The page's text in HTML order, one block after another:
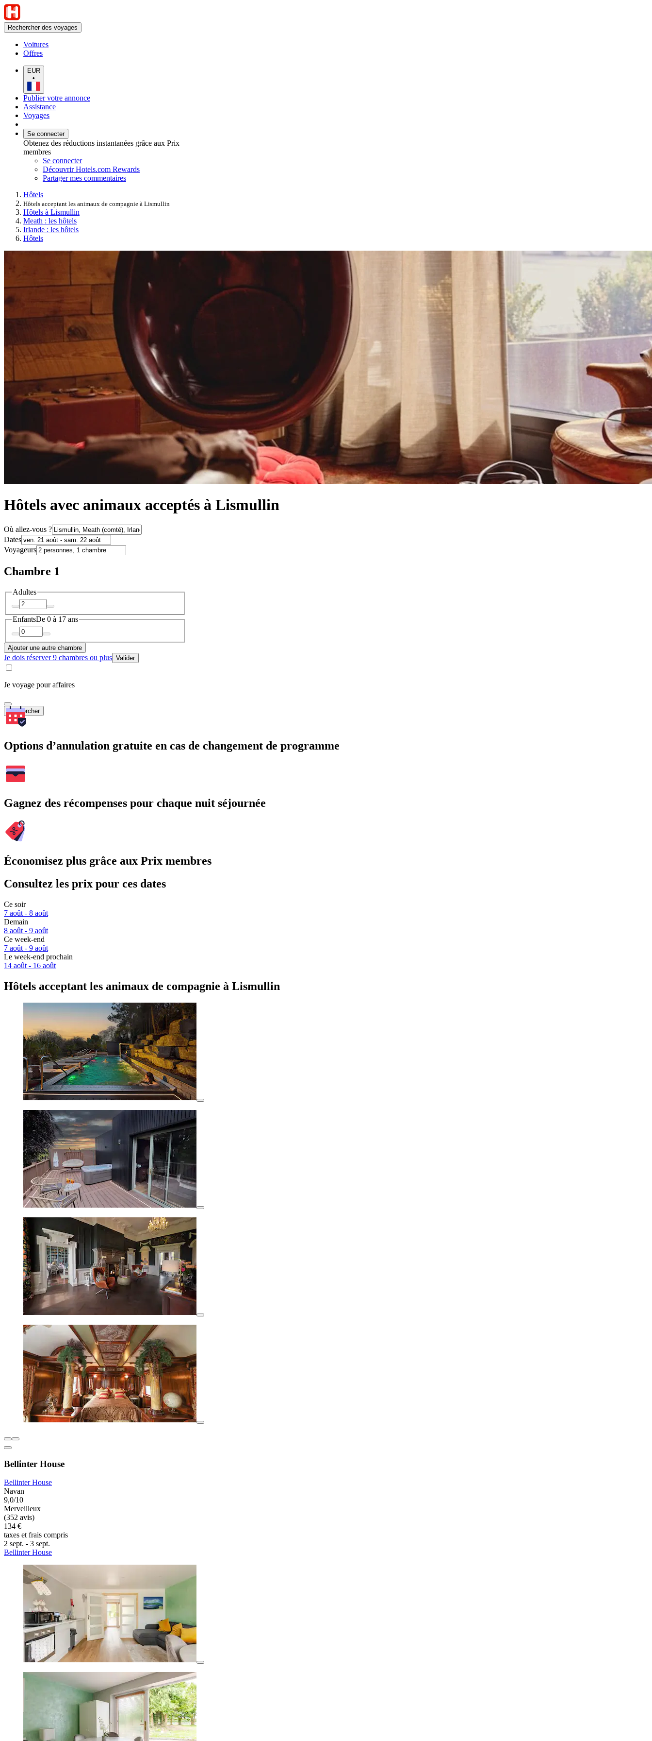
Rechercher des voyages
Voitures
Offres
EUR
•
Publier votre annonce
Assistance
Voyages
Se connecter
Obtenez des réductions instantanées grâce aux Prix
membres
Se connecter
Découvrir Hotels.com Rewards
Partager mes commentaires
Hôtels
Hôtels acceptant les animaux de compagnie à Lismullin
Hôtels à Lismullin
Meath : les hôtels
Irlande : les hôtels
Hôtels
Hôtels avec animaux acceptés à Lismullin
Où allez-vous ?
Dates
Voyageurs
Chambre 1
Adultes
EnfantsDe 0 à 17 ans
Ajouter une autre chambre
Je dois réserver 9 chambres ou plus Valider
Je voyage pour affaires
Rechercher
Options d’annulation gratuite en cas de changement de programme
Gagnez des récompenses pour chaque nuit séjournée
Économisez plus grâce aux Prix membres
Consultez les prix pour ces dates
Ce soir
7 août - 8 août
Demain
8 août - 9 août
Ce week-end
7 août - 9 août
Le week-end prochain
14 août - 16 août
Hôtels acceptant les animaux de compagnie à Lismullin
Bellinter House
Bellinter House
Navan
9,0/10
Merveilleux
(352 avis)
134 €
taxes et frais compris
2 sept. - 3 sept.
Bellinter House